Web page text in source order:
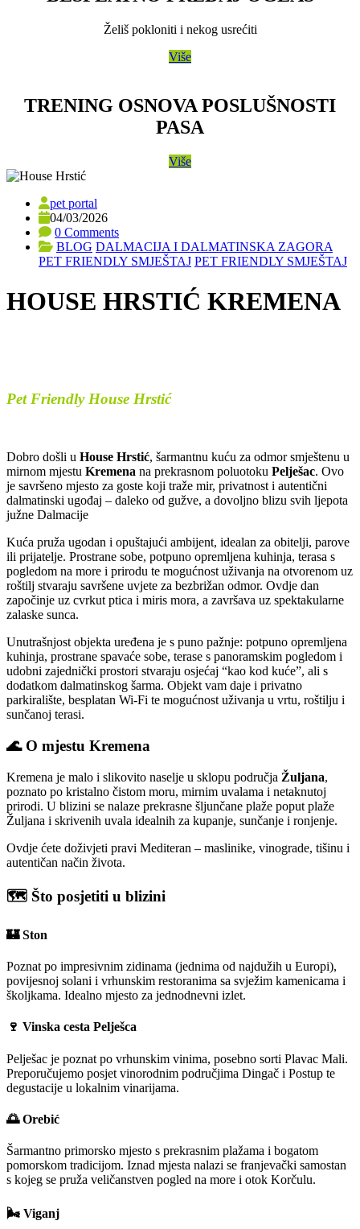
Želiš pokloniti i nekog usrećiti
Više
TRENING OSNOVA POSLUŠNOSTI
PASA
Više
pet portal
04/03/2026
0 Comments
BLOG DALMACIJA I DALMATINSKA ZAGORA
PET FRIENDLY SMJEŠTAJ PET FRIENDLY SMJEŠTAJ
HOUSE HRSTIĆ KREMENA
Pet Friendly House Hrstić
Dobro došli u House Hrstić, šarmantnu kuću za odmor smještenu u
mirnom mjestu Kremena na prekrasnom poluotoku Pelješac. Ovo
je savršeno mjesto za goste koji traže mir, privatnost i autentični
dalmatinski ugođaj – daleko od gužve, a dovoljno blizu svih ljepota
južne Dalmacije
Kuća pruža ugodan i opuštajući ambijent, idealan za obitelji, parove
ili prijatelje. Prostrane sobe, potpuno opremljena kuhinja, terasa s
pogledom na more i prirodu te mogućnost uživanja na otvorenom uz
roštilj stvaraju savršene uvjete za bezbrižan odmor. Ovdje dan
započinje uz cvrkut ptica i miris mora, a završava uz spektakularne
zalaske sunca.
Unutrašnjost objekta uređena je s puno pažnje: potpuno opremljena
kuhinja, prostrane spavaće sobe, terase s panoramskim pogledom i
udobni zajednički prostori stvaraju osjećaj “kao kod kuće”, ali s
dodatkom dalmatinskog šarma. Objekt vam daje i privatno
parkiralište, besplatan Wi-Fi te mogućnost uživanja u vrtu, roštilju i
sunčanoj terasi.
🌊 O mjestu Kremena
Kremena je malo i slikovito naselje u sklopu područja Žuljana,
poznato po kristalno čistom moru, mirnim uvalama i netaknutoj
prirodi. U blizini se nalaze prekrasne šljunčane plaže poput plaže
Žuljana i skrivenih uvala idealnih za kupanje, sunčanje i ronjenje.
Ovdje ćete doživjeti pravi Mediteran – maslinike, vinograde, tišinu i
autentičan način života.
🗺️ Što posjetiti u blizini
🏰Ston
Poznat po impresivnim zidinama (jednima od najdužih u Europi),
povijesnoj solani i vrhunskim restoranima sa svježim kamenicama i
školjkama. Idealno mjesto za jednodnevni izlet.
🍷 Vinska cesta Pelješca
Pelješac je poznat po vrhunskim vinima, posebno sorti Plavac Mali.
Preporučujemo posjet vinorodnim područjima Dingač i Postup te
degustacije u lokalnim vinarijama.
🌅Orebić
Šarmantno primorsko mjesto s prekrasnim plažama i bogatom
pomorskom tradicijom. Iznad mjesta nalazi se franjevački samostan
s kojeg se pruža veličanstven pogled na more i otok Korčulu.
🌬️ Viganj